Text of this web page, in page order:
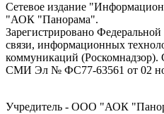
Сетевое издание
"АОК "Панорама".
Зарегистрировано
связи, информационных
коммуникаций (Роскомнадзор).
СМИ Эл № ФС77-63561 от 02
Учредитель - ООО "АОК